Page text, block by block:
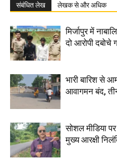
संबंधित लेख लेखक से और अधिक
मिर्जापुर में
दो आरोपी दबोचे
भारी बारिश से
आवागमन बंद,
सोशल मीडिया
मुख्य आरक्षी